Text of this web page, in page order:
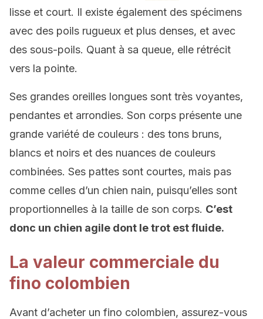
lisse et court. Il existe également des spécimens
avec des poils rugueux et plus denses, et avec
des sous-poils. Quant à sa queue, elle rétrécit
vers la pointe.
Ses grandes oreilles longues sont très voyantes,
pendantes et arrondies. Son corps présente une
grande variété de couleurs : des tons bruns,
blancs et noirs et des nuances de couleurs
combinées. Ses pattes sont courtes, mais pas
comme celles d’un chien nain, puisqu’elles sont
proportionnelles à la taille de son corps. C’est
donc un chien agile dont le trot est fluide.
La valeur commerciale du
fino colombien
Avant d’acheter un fino colombien, assurez-vous